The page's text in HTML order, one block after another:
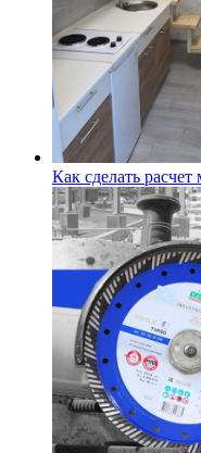
Как сделать